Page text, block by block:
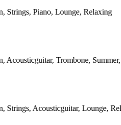
Strings, Piano, Lounge, Relaxing
Acousticguitar, Trombone,
Strings, Acousticguitar, Lounge,